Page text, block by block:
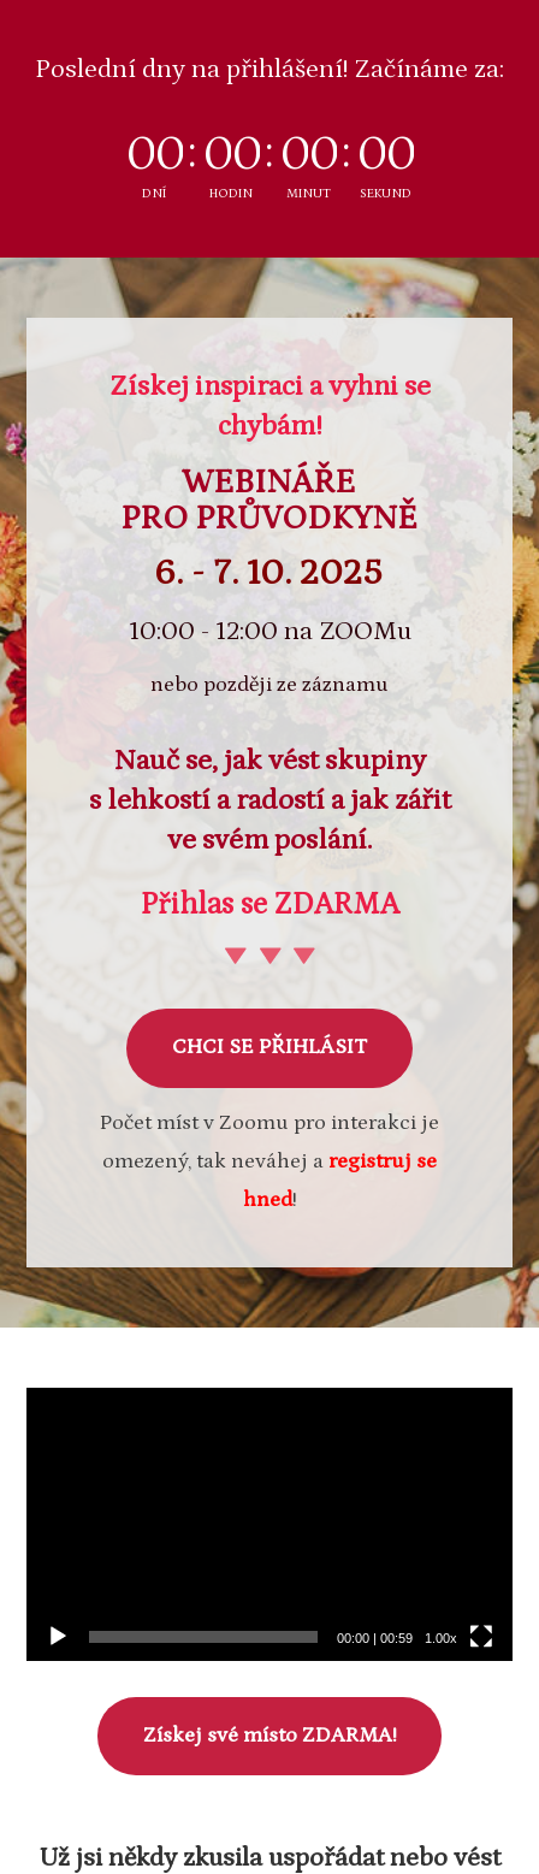
Poslední dny na přihlášení! Začínáme za:
00
DNÍ
00
HODIN
00
MINUT
00
SEKUND
Získej inspiraci a vyhni se
chybám!
WEBINÁŘE
PRO PRŮVODKYNĚ
6. - 7. 10. 2025
10:00 - 12:00 na ZOOMu
nebo později ze záznamu
Nauč se, jak vést skupiny
s lehkostí a radostí a jak zářit
ve svém poslání.
Přihlas se ZDARMA
CHCI SE PŘIHLÁSIT
Počet míst v Zoomu pro interakci je
omezený, tak neváhej a registruj se
hned!
00:00| 00:59 1.00x
Získej své místo ZDARMA!
Už jsi někdy zkusila uspořádat nebo vést